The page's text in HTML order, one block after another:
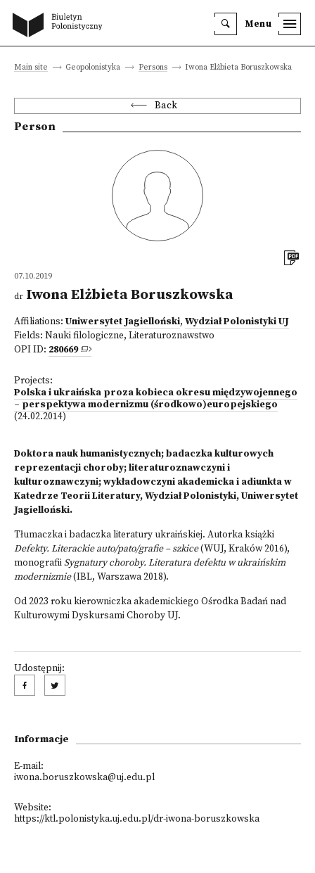
Menu
Main site Geopolonistyka Persons Iwona Elżbieta Boruszkowska
Back
Person
07.10.2019
dr Iwona Elżbieta Boruszkowska
Affiliations: Uniwersytet Jagielloński, Wydział Polonistyki UJ
Fields: Nauki filologiczne, Literaturoznawstwo
OPI ID: 280669
Projects:
Polska i ukraińska proza kobieca okresu międzywojennego
– perspektywa modernizmu (środkowo)europejskiego
(24.02.2014)
Doktora nauk humanistycznych; badaczka kulturowych
reprezentacji choroby; literaturoznawczyni i
kulturoznawczyni; wykładowczyni akademicka i adiunkta w
Katedrze Teorii Literatury, Wydział Polonistyki, Uniwersytet
Jagielloński.
Tłumaczka i badaczka literatury ukraińskiej. Autorka książki
Defekty. Literackie auto/pato/grafie – szkice(WUJ, Kraków 2016),
monografiiSygnatury choroby. Literatura defektu w ukraińskim
modernizmie(IBL, Warszawa 2018).
Od 2023 roku kierowniczka akademickiego Ośrodka Badań nad
Kulturowymi Dyskursami Choroby UJ.
Udostępnij:
Informacje
E-mail:
iwona.boruszkowska@uj.edu.pl
Website:
https://ktl.polonistyka.uj.edu.pl/dr-iwona-boruszkowska